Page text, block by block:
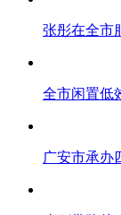
张彤在全市
全市闲置低
广安市承办